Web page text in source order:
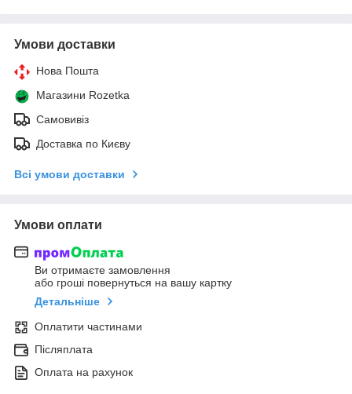
Умови доставки
Нова Пошта
Магазини Rozetka
Самовивіз
Доставка по Києву
Всі умови доставки
Умови оплати
Ви отримаєте замовлення
або гроші повернуться на вашу картку
Детальніше
Оплатити частинами
Післяплата
Оплата на рахунок